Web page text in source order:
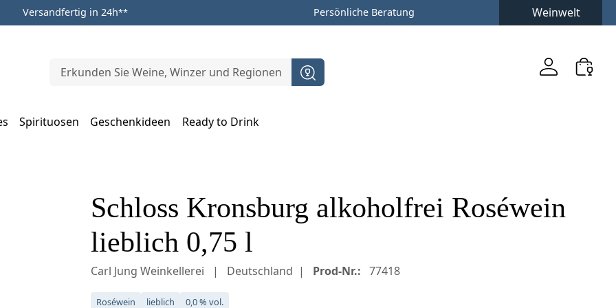
Versandfertig in 24h** Persönliche Beratung Weinwelt
Spirituosen Geschenkideen
Ready to Drink
Schloss Kronsburg alkoholfrei Roséwein
lieblich 0,75 l
Carl Jung Weinkellerei Deutschland Prod-Nr.: 77418
Roséwein lieblich 0,0 % vol.